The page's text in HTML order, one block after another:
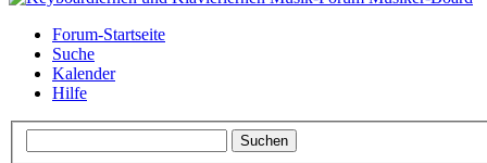
Forum-Startseite
Suche
Kalender
Hilfe